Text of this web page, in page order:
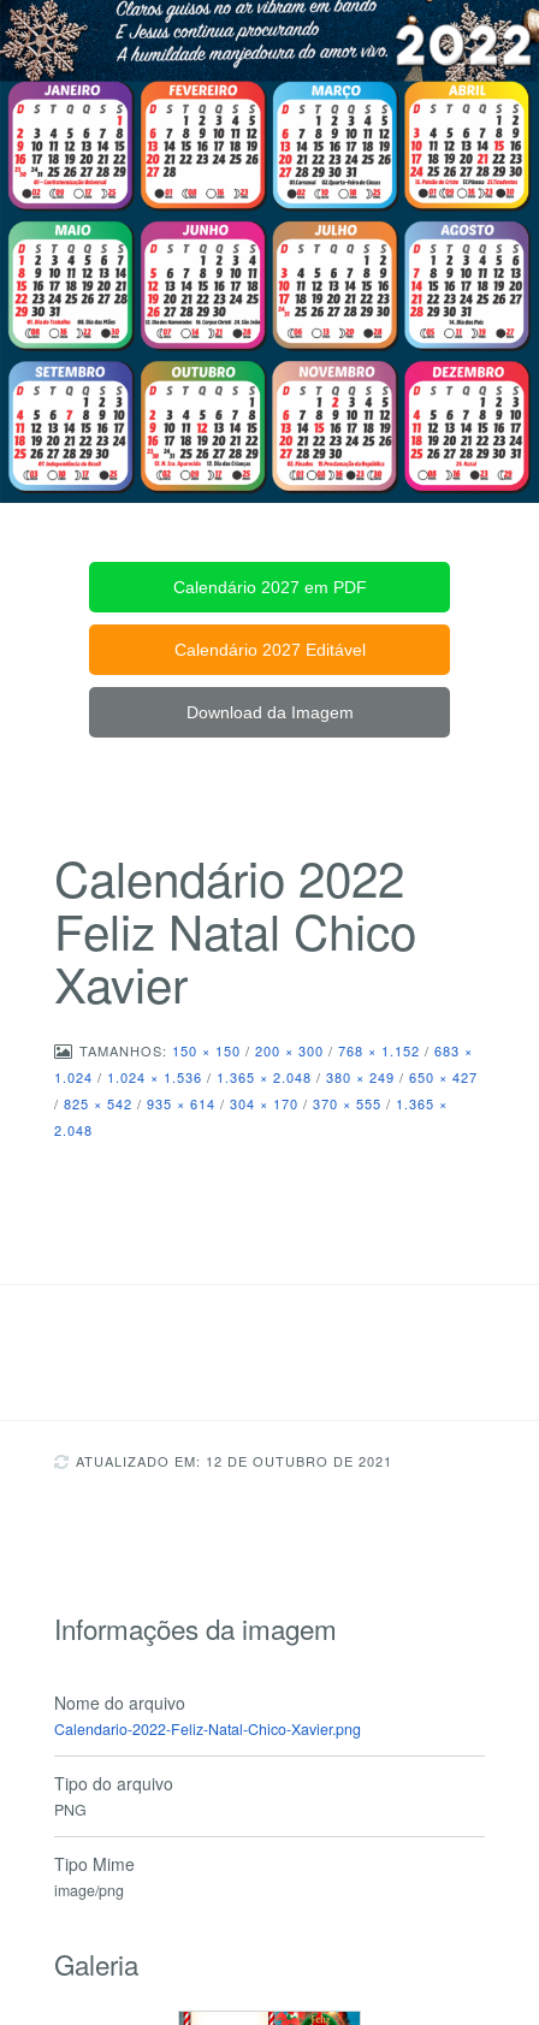
Calendário 2027 em PDF
Calendário 2027 Editável
Download da Imagem
Calendário 2022
Feliz Natal Chico
Xavier
TAMANHOS: 150 × 150 / 200 × 300 / 768 × 1.152 / 683 ×
1.024 / 1.024 × 1.536 / 1.365 × 2.048 / 380 × 249 / 650 × 427
/ 825 × 542 / 935 × 614 / 304 × 170 / 370 × 555 / 1.365 ×
2.048
ATUALIZADO EM: 12 DE OUTUBRO DE 2021
Informações da imagem
Nome do arquivo
Calendario-2022-Feliz-Natal-Chico-Xavier.png
Tipo do arquivo
PNG
Tipo Mime
image/png
Galeria